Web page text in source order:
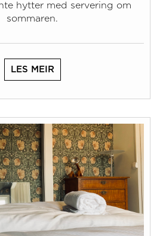
hytter med servering om
sommaren.
LES MEIR